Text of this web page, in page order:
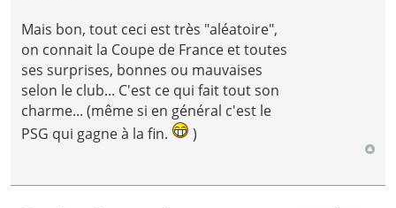
Mais bon, tout ceci est très "aléatoire",
on connait la Coupe de France et toutes
ses surprises, bonnes ou mauvaises
selon le club... C'est ce qui fait tout son
charme... (même si en général c'est le
PSG qui gagne à la fin.
)